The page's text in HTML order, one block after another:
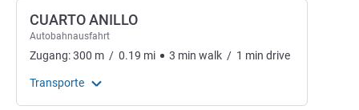
CUARTO ANILLO
Autobahnausfahrt
Zugang:300 m / 0.19 mi 3 min walk / 1 min drive
Transporte